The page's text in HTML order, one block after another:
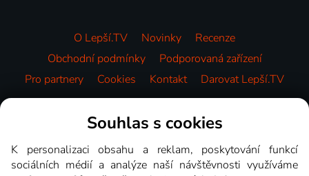
O Lepší.TV Novinky
Recenze
Obchodní podmínky
Podporovaná zařízení
Pro partnery
Cookies Kontakt Darovat Lepší.TV
Videotéka
Souhlas s cookies
K personalizaci obsahu a reklam, poskytování funkcí
sociálních médií a analýze naší návštěvnosti využíváme